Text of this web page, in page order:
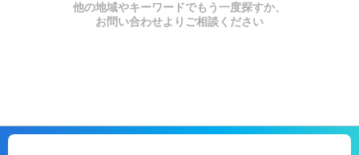
他の地域やキーワードでもう一度探すか、
お問い合わせよりご相談ください